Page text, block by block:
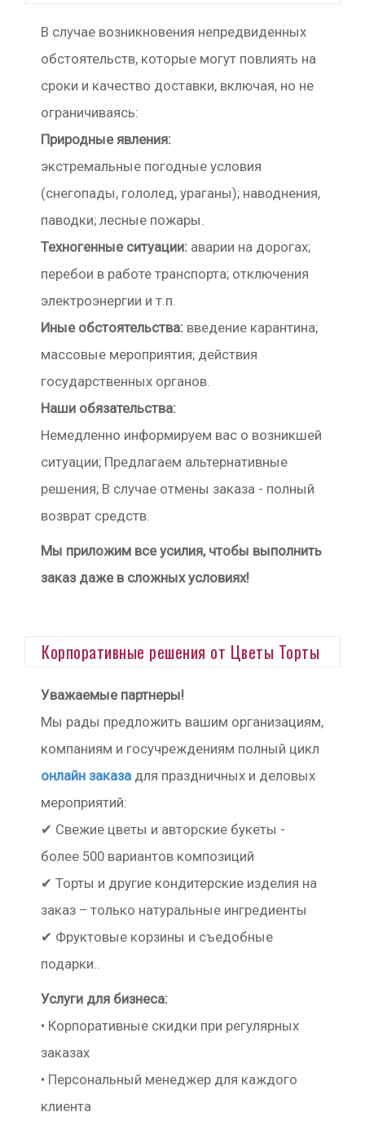
В случае возникновения непредвиденных
обстоятельств, которые могут повлиять на
сроки и качество доставки, включая, но не
ограничиваясь:
Природные явления:
экстремальные погодные условия
(снегопады, гололед, ураганы); наводнения,
паводки; лесные пожары.
Техногенные ситуации: аварии на дорогах;
перебои в работе транспорта; отключения
электроэнергии и т.п.
Иные обстоятельства: введение карантина;
массовые мероприятия; действия
государственных органов.
Наши обязательства:
Немедленно информируем вас о возникшей
ситуации; Предлагаем альтернативные
решения; В случае отмены заказа - полный
возврат средств.
Мы приложим все усилия, чтобы выполнить
заказ даже в сложных условиях!
Корпоративные решения от Цветы Торты
Уважаемые партнеры!
Мы рады предложить вашим организациям,
компаниям и госучреждениям полный цикл
онлайн заказа для праздничных и деловых
мероприятий:
✔ Свежие цветы и авторские букеты -
более 500 вариантов композиций
✔ Торты и другие кондитерские изделия на
заказ – только натуральные ингредиенты
✔ Фруктовые корзины и съедобные
подарки..
Услуги для бизнеса:
• Корпоративные скидки при регулярных
заказах
• Персональный менеджер для каждого
клиента